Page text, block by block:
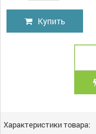
Купить
Характеристики товара: